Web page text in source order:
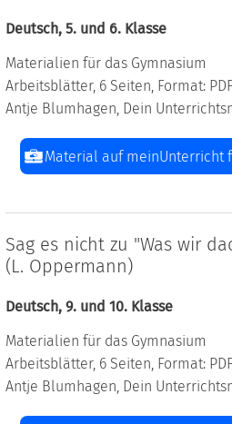
Deutsch, 5. und 6. Klasse
Materialien für das Gymnasium
Arbeitsblätter, 6 Seiten, Format:
Antje Blumhagen, Dein
Material auf meinUnterricht
Sag es nicht zu "Was wir
(L. Oppermann)
Deutsch, 9. und 10. Klasse
Materialien für das Gymnasium
Arbeitsblätter, 6 Seiten, Format:
Antje Blumhagen, Dein